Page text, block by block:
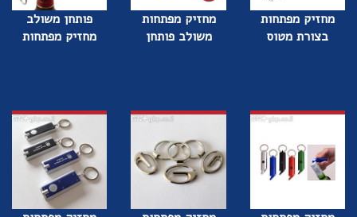
מחזיק מפתחות
בצורת מטוס
מחזיק מפתחות
משולב פותחן
פותחן משולב
מחזיק מפתחות